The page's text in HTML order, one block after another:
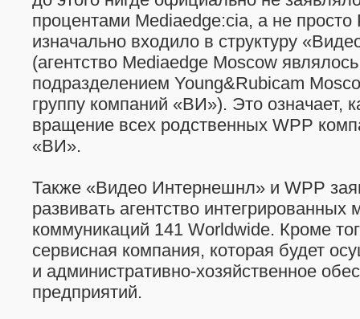
процентами Mediaedge:cia, а не
изначально входило в структуру
(агентство Mediaedge Moscow
подразделением Young&Rubicam
группу компаний «ВИ»). Это означает,
вращение всех родственных WPP
«ВИ».
Также «Видео Интернешнл» и WPP
развивать агентство интегрированных
коммуникаций 141 Worldwide. Кроме
сервисная компания, которая будет
и административно-хозяйственное
предприятий.